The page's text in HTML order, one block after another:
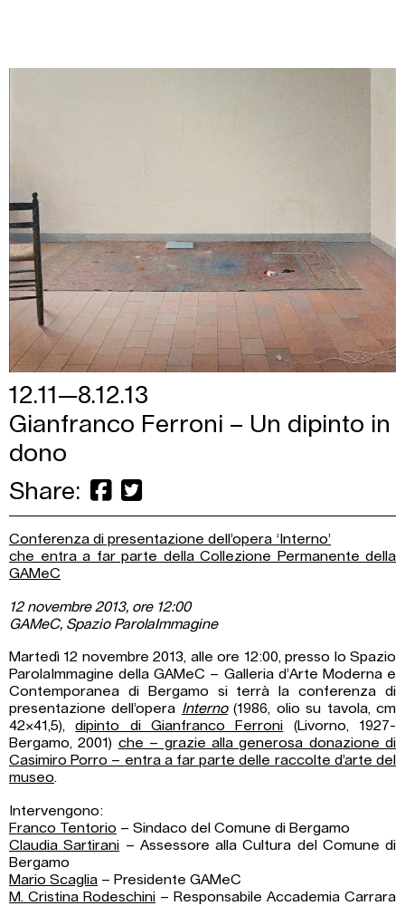
12.11—8.12.13
Gianfranco Ferroni – Un dipinto in
dono
Share:
Conferenza di presentazione dell’opera ‘Interno’
che entra a far parte della Collezione Permanente della
GAMeC
12 novembre 2013, ore 12:00
GAMeC, Spazio ParolaImmagine
Martedì 12 novembre 2013, alle ore 12:00, presso lo Spazio
ParolaImmagine della GAMeC – Galleria d’Arte Moderna e
Contemporanea di Bergamo si terrà la conferenza di
presentazione dell’opera Interno(1986, olio su tavola, cm
42×41,5),dipinto di Gianfranco Ferroni (Livorno, 1927-
Bergamo, 2001) che – grazie alla generosa donazione di
Casimiro Porro – entra a far parte delle raccolte d’arte del
museo.
Intervengono:
Franco Tentorio – Sindaco del Comune di Bergamo
Claudia Sartirani – Assessore alla Cultura del Comune di
Bergamo
Mario Scaglia – Presidente GAMeC
M. Cristina Rodeschini – Responsabile Accademia Carrara